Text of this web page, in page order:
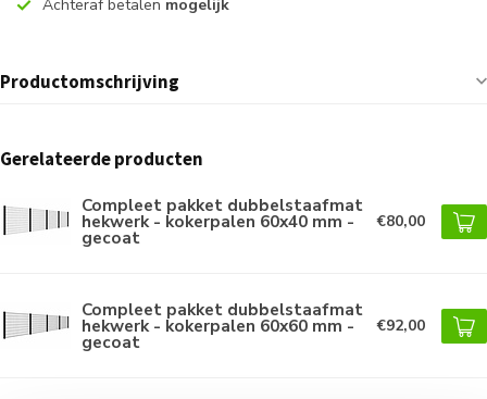
Achteraf betalen mogelijk
Productomschrijving
Gerelateerde producten
Compleet pakket dubbelstaafmat
hekwerk - kokerpalen 60x40 mm -
gecoat
€80,00
Compleet pakket dubbelstaafmat
hekwerk - kokerpalen 60x60 mm -
gecoat
€92,00